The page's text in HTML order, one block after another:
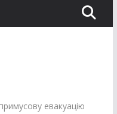
евакуацію